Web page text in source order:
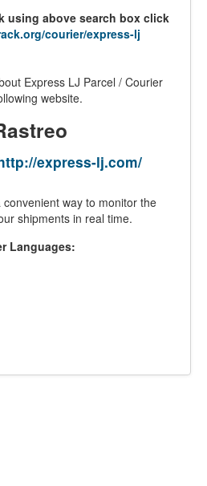
using above search box click
courier/express-lj
Express LJ Parcel / Courier
website.
express-lj.com/
way to monitor the
shipments in real time.
Languages: